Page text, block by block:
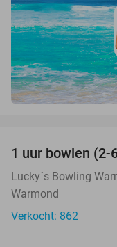
1 uur bowlen
Lucky´s Bowling
Warmond
Verkocht: 862